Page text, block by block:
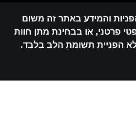
והמידע באתר זה משום
פרטני, או בבחינת מתן חוות
הפניית תשומת הלב בלבד.